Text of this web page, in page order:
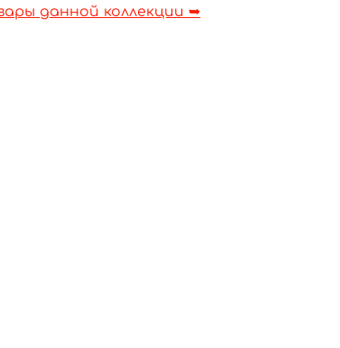
данной коллекции ➥